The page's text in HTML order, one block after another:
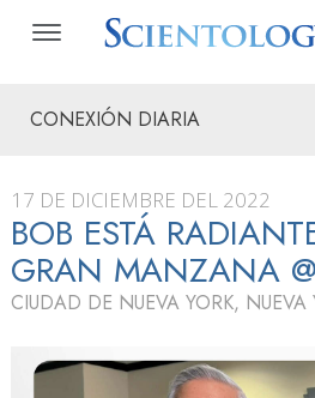
CONEXIÓN DIARIA
17 DE DICIEMBRE DEL 2022
BOB ESTÁ
GRAN MANZANA
CIUDAD DE NUEVA YORK, NUEVA